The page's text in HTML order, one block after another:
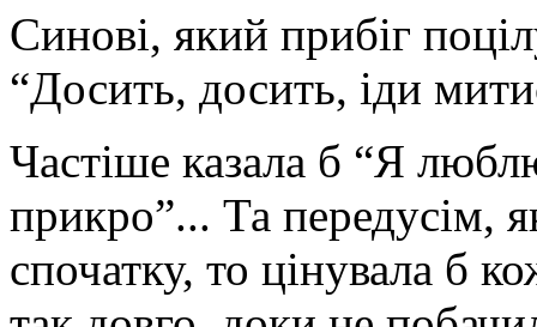
Синові, який прибіг
“Досить, досить, іди
Частіше казала б “Я
прикро”... Та передусім,
спочатку, то цінувала б